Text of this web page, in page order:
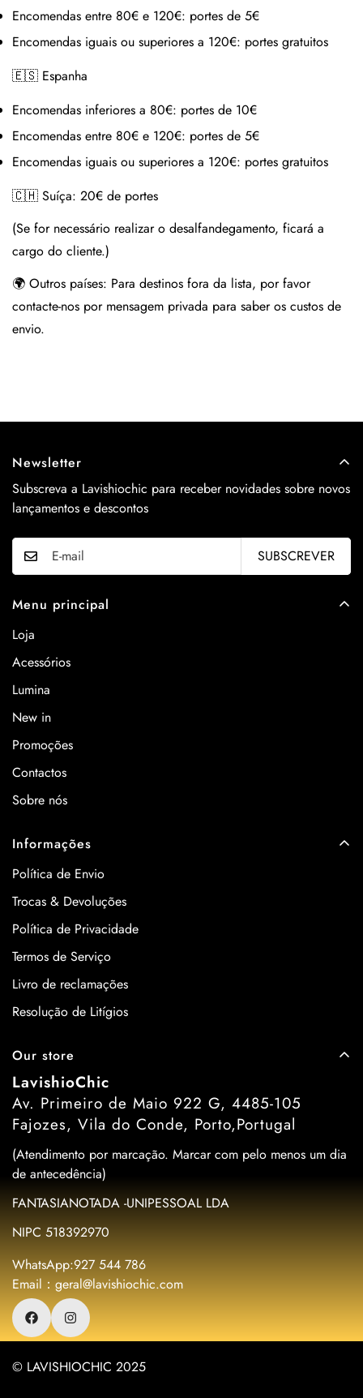
Encomendas entre 80€ e 120€: portes de 5€
Encomendas iguais ou superiores a 120€: portes gratuitos
🇪🇸 Espanha
Encomendas inferiores a 80€: portes de 10€
Encomendas entre 80€ e 120€: portes de 5€
Encomendas iguais ou superiores a 120€: portes gratuitos
🇨🇭 Suíça: 20€ de portes
(Se for necessário realizar o desalfandegamento, ficará a
cargo do cliente.)
🌍 Outros países: Para destinos fora da lista, por favor
contacte-nos por mensagem privada para saber os custos de
envio.
Newsletter
Subscreva a Lavishiochic para receber novidades sobre novos
lançamentos e descontos
SUBSCREVER
Menu principal
Loja
Acessórios
Lumina
New in
Promoções
Contactos
Sobre nós
Informações
Política de Envio
Trocas & Devoluções
Política de Privacidade
Termos de Serviço
Livro de reclamações
Resolução de Litígios
Our store
LavishioChic
Av. Primeiro de Maio 922 G, 4485-105
Fajozes, Vila do Conde, Porto,Portugal
(Atendimento por marcação. Marcar com pelo menos um dia
de antecedência)
FANTASIANOTADA -UNIPESSOAL LDA
NIPC 518392970
WhatsApp:927 544 786
Email：geral@lavishiochic.com
© LAVISHIOCHIC 2025